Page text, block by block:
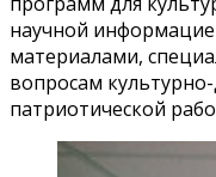
научной
материалами,
вопросам
патриотической